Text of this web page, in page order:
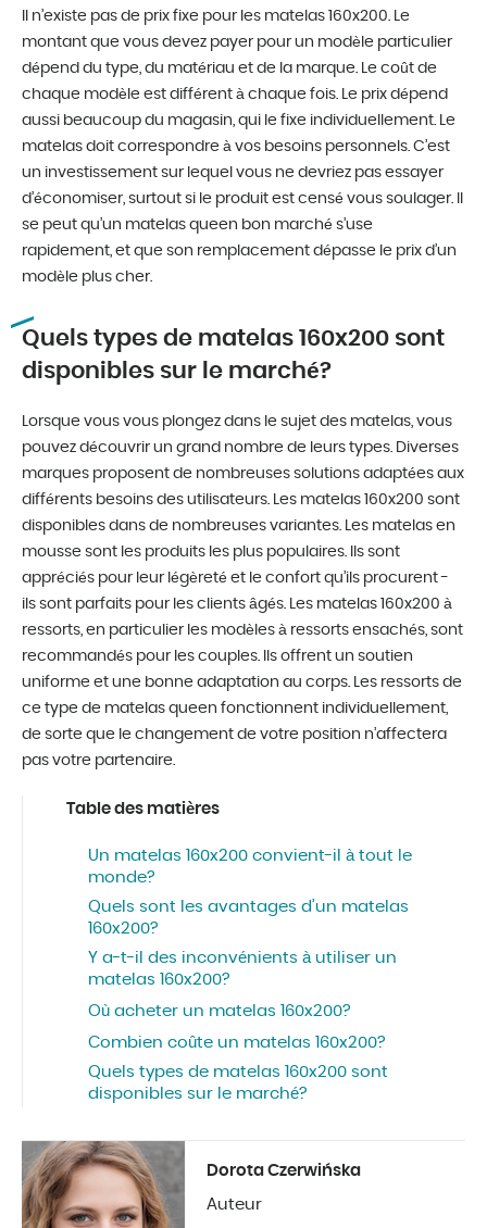
Il n’existe pas de prix fixe pour les matelas 160x200. Le
montant que vous devez payer pour un modèle particulier
dépend du type, du matériau et de la marque. Le coût de
chaque modèle est différent à chaque fois. Le prix dépend
aussi beaucoup du magasin, qui le fixe individuellement. Le
matelas doit correspondre à vos besoins personnels. C’est
un investissement sur lequel vous ne devriez pas essayer
d’économiser, surtout si le produit est censé vous soulager. Il
se peut qu’un matelas queen bon marché s’use
rapidement, et que son remplacement dépasse le prix d’un
modèle plus cher.
Quels types de matelas 160x200 sont
disponibles sur le marché?
Lorsque vous vous plongez dans le sujet des matelas, vous
pouvez découvrir un grand nombre de leurs types. Diverses
marques proposent de nombreuses solutions adaptées aux
différents besoins des utilisateurs. Les matelas 160x200 sont
disponibles dans de nombreuses variantes. Les matelas en
mousse sont les produits les plus populaires. Ils sont
appréciés pour leur légèreté et le confort qu’ils procurent -
ils sont parfaits pour les clients âgés. Les matelas 160x200 à
ressorts, en particulier les modèles à ressorts ensachés, sont
recommandés pour les couples. Ils offrent un soutien
uniforme et une bonne adaptation au corps. Les ressorts de
ce type de matelas queen fonctionnent individuellement,
de sorte que le changement de votre position n’affectera
pas votre partenaire.
Table des matières
Un matelas 160x200 convient-il à tout le
monde?
Quels sont les avantages d’un matelas
160x200?
Y a-t-il des inconvénients à utiliser un
matelas 160x200?
Où acheter un matelas 160x200?
Combien coûte un matelas 160x200?
Quels types de matelas 160x200 sont
disponibles sur le marché?
Dorota Czerwińska
Auteur